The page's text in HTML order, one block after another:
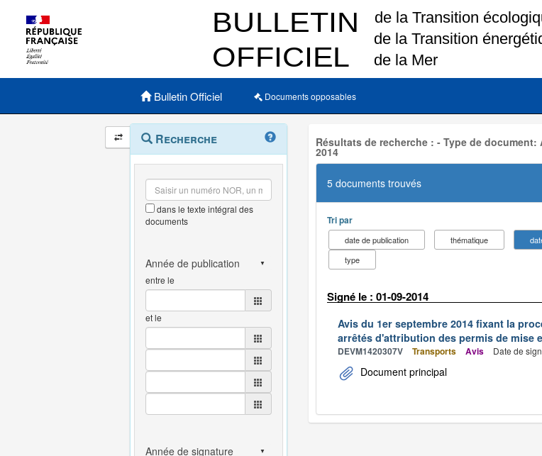
Menu principal
Bulletin Officiel Documents opposables
Navigation
et
outils
annexes
Menu
contextuel
Recherche
dans le texte intégral des
documents
entre le
et le
Résultats de recherche : - Type de
2014
5 documents trouvés
Tri par
date de publication thématique
type
Signé le : 01-09-2014
Avis du 1er septembre 2014 fixant la
arrêtés d'attribution des permis de mise
DEVM1420307V Transports Avis Date de
Document principal